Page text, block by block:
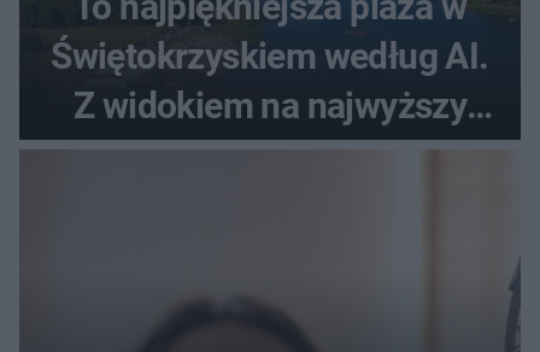
Świętokrzyskiem według AI.
Z widokiem na najwyższy
szczyt Gór Świętokrzyskich